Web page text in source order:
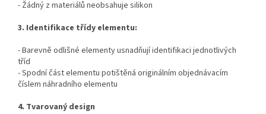
- Žádný z materiálů neobsahuje silikon
3. Identifikace třídy elementu:
-Barevně odlišné elementy usnadňují identifikaci jednotlivých
tříd
- Spodní část elementu potištěná originálním objednávacím
číslem náhradního elementu
4. Tvarovaný design